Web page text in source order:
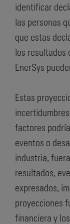
identificar
las personas
que estas
los resultados
EnerSys
Estas
factores
eventos o
industria,
resultados,
expresados,
proyecciones
financiera y